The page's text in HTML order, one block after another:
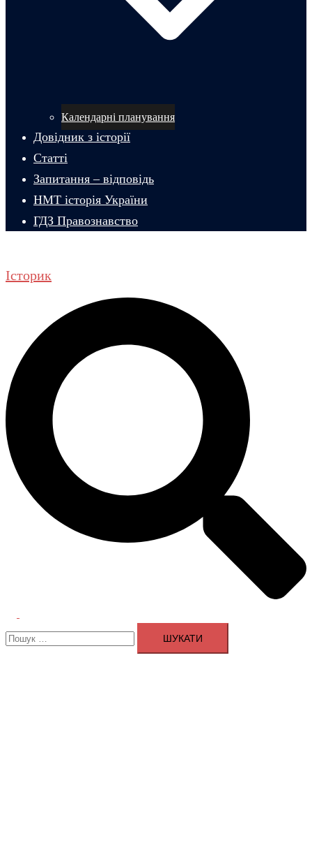
Календарні планування
Довідник з історії
Статті
Запитання – відповідь
НМТ історія України
ГДЗ Правознавство
Історик
меню
Пошук: